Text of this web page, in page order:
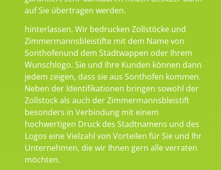
auf Sie übertragen werden.
hinterlassen. Wir bedrucken Zollstöcke und
Zimmermannsbleistifte mit dem Name von
Sonthofenund dem Stadtwappen oder Ihrem
Wunschlogo. Sie und Ihre Kunden können dann
jedem zeigen, dass sie aus Sonthofen kommen.
Neben der Identifikationen bringen sowohl der
Zollstock als auch der Zimmermannsbleistift
besonders in Verbindung mit einem
hochwertigen Druck des Stadtnamens und des
Logos eine Vielzahl von Vorteilen für Sie und Ihr
Unternehmen, die wir Ihnen gern alle verraten
möchten.